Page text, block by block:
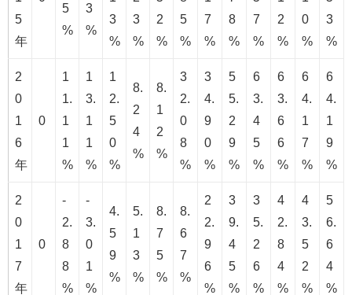
5
年
5
%
3
%
3
%
3
%
2
%
5
%
7
%
8
%
7
%
2
%
0
%
3
%
2
0
1
6
年
0
1
1.
1
1
%
1
3.
1
1
%
1
2.
5
0
%
8.
2
4
%
8.
1
2
%
3
2.
0
8
%
3
4.
9
0
%
5
5.
2
9
%
6
3.
4
5
%
6
3.
6
6
%
6
4.
1
7
%
6
4.
1
9
%
2
0
1
7
年
0
-
2.
8
8
%
-
3.
0
1
%
4.
5
9
%
5.
1
3
%
8.
7
5
%
8.
6
7
%
2
2.
9
6
%
3
9.
4
5
%
3
5.
2
6
%
4
2.
8
4
%
4
3.
5
2
%
5
6.
6
4
%